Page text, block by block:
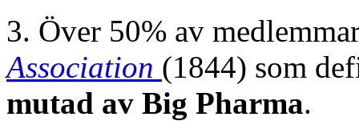
3. Över 50% av
Association (1844) som
mutad av Big Pharma.